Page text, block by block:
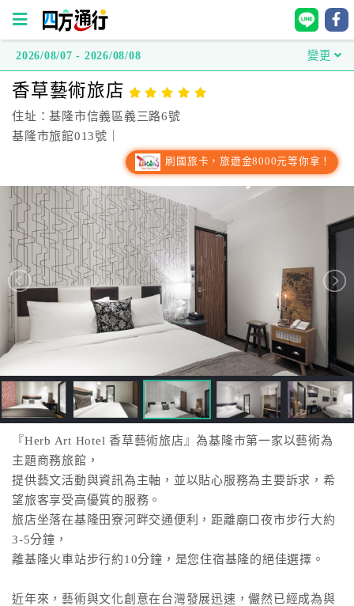
方
通
行
台
灣
訂
房
直
跟
飯
店
訂
房
HOT
特
色
民
2026/08/07 - 2026/08/08 變更
香草藝術旅店
住址：基隆市信義區義三路6號
基隆市旅館013號｜
刷國旅卡，旅遊金8000元等你拿！
『Herb Art Hotel 香草藝術旅店』為基隆市第一家以藝術為
主題商務旅館，
提供藝文活動與資訊為主軸，並以貼心服務為主要訴求，希
望旅客享受高優質的服務。
旅店坐落在基隆田寮河畔交通便利，距離廟口夜市步行大約
3-5分鐘，
離基隆火車站步行約10分鐘，是您住宿基隆的絕佳選擇。
近年來，藝術與文化創意在台灣發展迅速，儼然已經成為與